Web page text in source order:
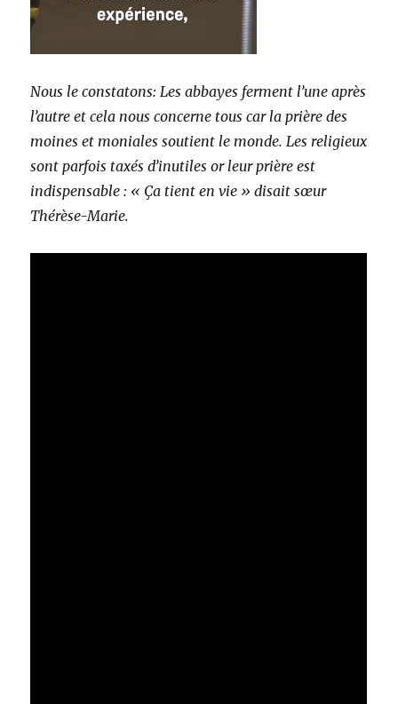
Nous le constatons: Les abbayes ferment l’une après
l’autre et cela nous concerne tous car la prière des
moines et moniales soutient le monde. Les religieux
sont parfois taxés d’inutiles or leur prière est
indispensable : « Ça tient en vie » disait sœur
Thérèse-Marie.